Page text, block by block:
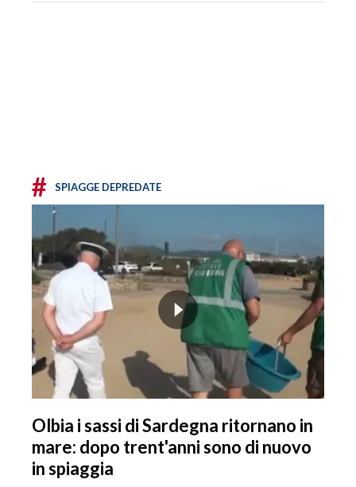
# SPIAGGE DEPREDATE
Olbia i sassi di Sardegna ritornano in
mare: dopo trent'anni sono di nuovo
in spiaggia